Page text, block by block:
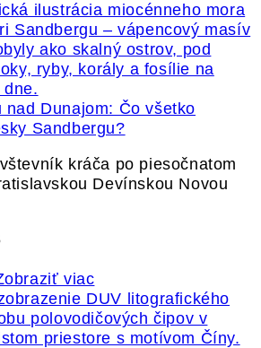
nad Dunajom: Čo všetko
Sandbergu?
kráča po piesočnatom
Devínskou Novou
viac